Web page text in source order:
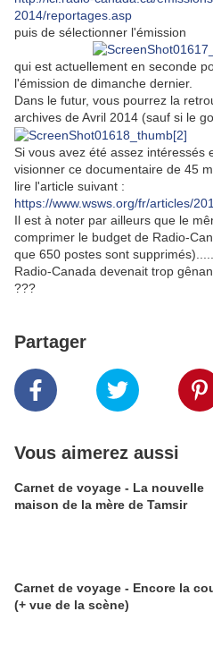
2014/reportages.asp
puis de sélectionner l'émission
qui est actuellement en seconde
l'émission de dimanche dernier.
Dans le futur, vous pourrez la
archives de Avril 2014 (sauf si le
Si vous avez été assez intéressés
visionner ce documentaire de 45
lire l'article suivant :
https://www.wsws.org/fr/articles/
Il est à noter par ailleurs que le
comprimer le budget de Radio-
que 650 postes sont
Radio-Canada devenait trop
???
Partager
Vous aimerez aussi
Carnet de voyage - La nouvelle
maison de la mère de Tamsir
Carnet de voyage - Encore la
(+ vue de la scène)